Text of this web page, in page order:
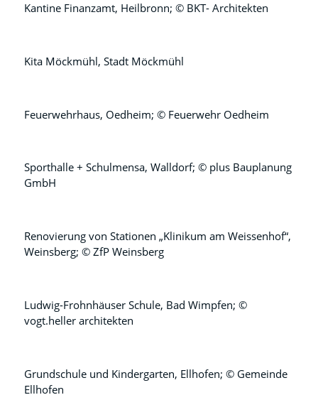
Kantine Finanzamt, Heilbronn; © BKT- Architekten
Kita Möckmühl, Stadt Möckmühl
Feuerwehrhaus, Oedheim; © Feuerwehr Oedheim
Sporthalle + Schulmensa, Walldorf; © plus Bauplanung
GmbH
Renovierung von Stationen „Klinikum am Weissenhof“,
Weinsberg; © ZfP Weinsberg
Ludwig-Frohnhäuser Schule, Bad Wimpfen; ©
vogt.heller architekten
Grundschule und Kindergarten, Ellhofen; © Gemeinde
Ellhofen